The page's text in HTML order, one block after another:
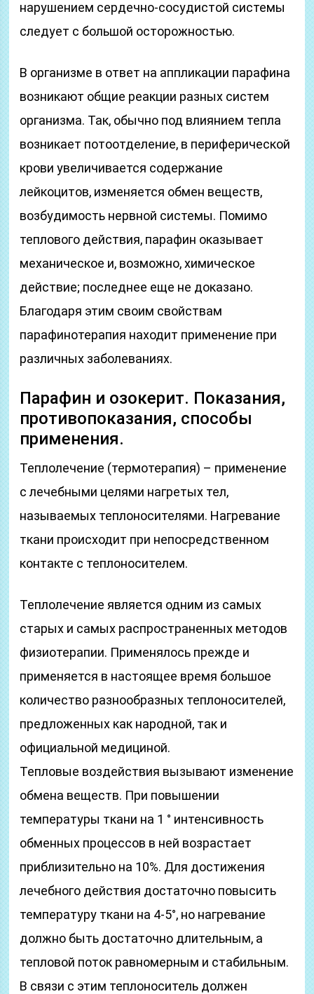
нарушением сердечно-сосудистой системы
следует с большой осторожностью.
В организме в ответ на аппликации парафина
возникают общие реакции разных систем
организма. Так, обычно под влиянием тепла
возникает потоотделение, в периферической
крови увеличивается содержание
лейкоцитов, изменяется обмен веществ,
возбудимость нервной системы. Помимо
теплового действия, парафин оказывает
механическое и, возможно, химическое
действие; последнее еще не доказано.
Благодаря этим своим свойствам
парафинотерапия находит применение при
различных заболеваниях.
Парафин и озокерит. Показания,
противопоказания, способы
применения.
Теплолечение (термотерапия) – применение
с лечебными целями нагретых тел,
называемых теплоносителями. Нагревание
ткани происходит при непосредственном
контакте с теплоносителем.
Теплолечение является одним из самых
старых и самых распространенных методов
физиотерапии. Применялось прежде и
применяется в настоящее время большое
количество разнообразных теплоносителей,
предложенных как народной, так и
официальной медициной.
Тепловые воздействия вызывают изменение
обмена веществ. При повышении
температуры ткани на 1 ° интенсивность
обменных процессов в ней возрастает
приблизительно на 10%. Для достижения
лечебного действия достаточно повысить
температуру ткани на 4-5°, но нагревание
должно быть достаточно длительным, а
тепловой поток равномерным и стабильным.
В связи с этим теплоноситель должен